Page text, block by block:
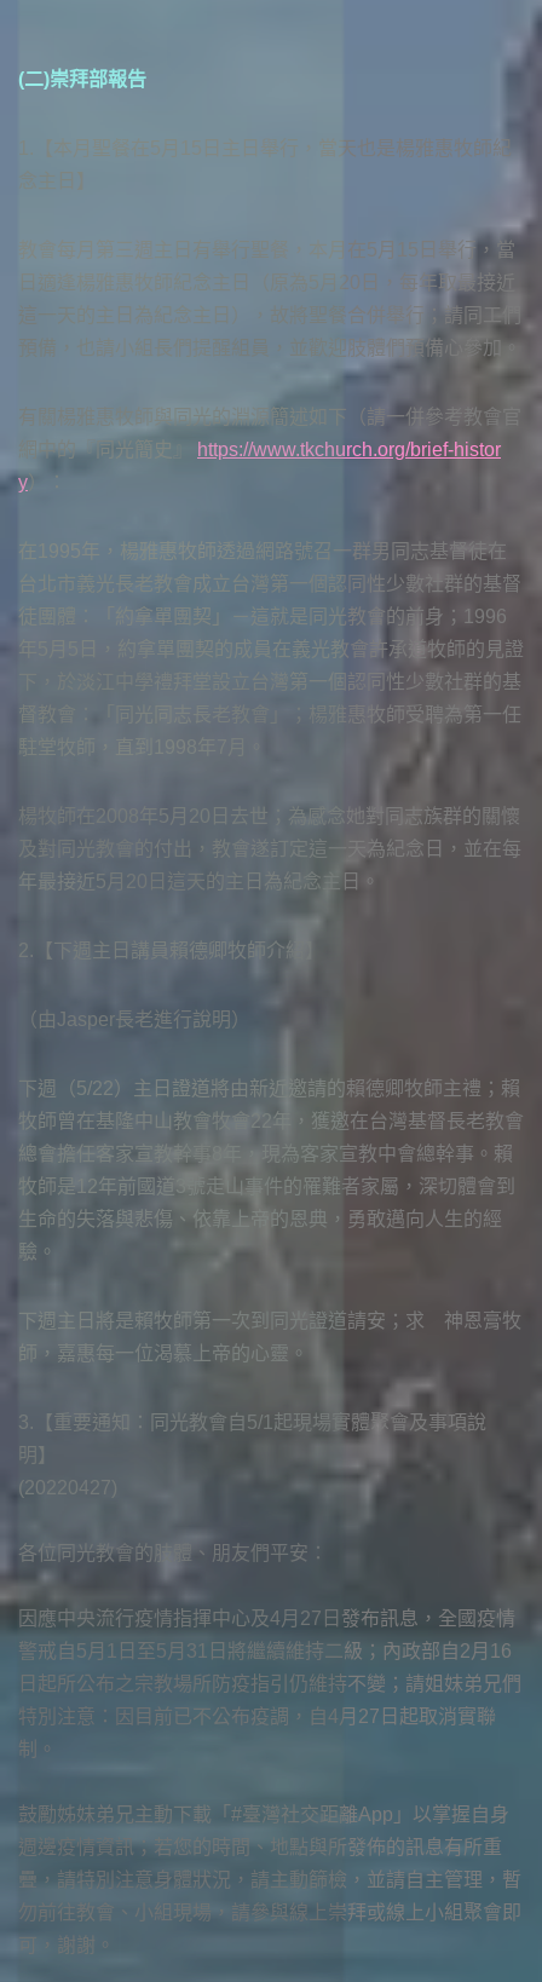
(二)崇拜部報告
1.【本月聖餐在5月15日主日舉行，當天也是楊雅惠牧師紀
念主日】
教會每月第三週主日有舉行聖餐，本月在5月15日舉行，當
日適逢楊雅惠牧師紀念主日（原為5月20日，每年取最接近
這一天的主日為紀念主日），故將聖餐合併舉行；請同工們
預備，也請小組長們提醒組員，並歡迎肢體們預備心參加。
有關楊雅惠牧師與同光的淵源簡述如下（請一併參考教會官
網中的『同光簡史』
https://www.tkchurch.org/brief-histor
y）：
在1995年，楊雅惠牧師透過網路號召一群男同志基督徒在
台北市義光長老教會成立台灣第一個認同性少數社群的基督
徒團體：「約拿單團契」－這就是同光教會的前身；1996
年5月5日，約拿單團契的成員在義光教會許承道牧師的見證
下，於淡江中學禮拜堂設立台灣第一個認同性少數社群的基
督教會：「同光同志長老教會」；楊雅惠牧師受聘為第一任
駐堂牧師，直到1998年7月。
楊牧師在2008年5月20日去世；為感念她對同志族群的關懷
及對同光教會的付出，教會遂訂定這一天為紀念日，並在每
年最接近5月20日這天的主日為紀念主日。
2.【下週主日講員賴德卿牧師介紹】
（由Jasper長老進行說明）
下週（5/22）主日證道將由新近邀請的賴德卿牧師主禮；賴
牧師曾在基隆中山教會牧會22年，獲邀在台灣基督長老教會
總會擔任客家宣教幹事8年，現為客家宣教中會總幹事。賴
牧師是12年前國道3號走山事件的罹難者家屬，深切體會到
生命的失落與悲傷、依靠上帝的恩典，勇敢邁向人生的經
驗。
下週主日將是賴牧師第一次到同光證道請安；求 神恩膏牧
師，嘉惠每一位渴慕上帝的心靈。
3.【重要通知：同光教會自5/1起現場實體聚會及事項說
明】
(20220427)
各位同光教會的肢體、朋友們平安：
因應中央流行疫情指揮中心及4月27日發布訊息，全國疫情
警戒自5月1日至5月31日將繼續維持二級；內政部自2月16
日起所公布之宗教場所防疫指引仍維持不變；請姐妹弟兄們
特別注意：因目前已不公布疫調，自4月27日起取消實聯
制。
鼓勵姊妹弟兄主動下載「#臺灣社交距離App」以掌握自身
週邊疫情資訊；若您的時間、地點與所發佈的訊息有所重
疊，請特別注意身體狀況，請主動篩檢，並請自主管理，暫
勿前往教會、小組現場，請參與線上崇拜或線上小組聚會即
可，謝謝。